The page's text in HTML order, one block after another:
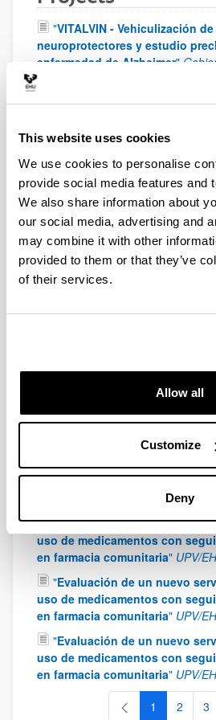
This website uses cookies
We use cookies to personalise
provide social media features and
We also share information about
our social media, advertising and
may combine it with other
provided to them or that they’ve
of their services.
Allow all
Customize
Deny
"VITALVIN - Vehiculización
neuroprotectores y estudio
enfermedad de Alzheimer"
2021
"Diseño de un plan global
Vasco de Salud"UPV/EHU
"Evaluación farmacocinética
terapéutica de ceftarolina y
pacientes críticos con
aumentado " Gobierno Vasco 2019
"Evaluación farmacocinética
terapéutica de ceftarolina y
pacientes críticos con
aumentado"Gobierno Vasco
"Terapia génica no viral para
Terapia génica no viral para
la enfermedad de Fabry"
Evaluación farmacocinética
terapéutica de Ceftarolina y
pacientes críticos con
Gobierno Vasco 2019
"Evaluación de un Nuevo
uso de medicamentos con
en farmacia comunitaria" UPV/
"Evaluación de un nuevo
uso de medicamentos con
en farmacia comunitaria" UPV/
"Evaluación de un nuevo
uso de medicamentos con
en farmacia comunitaria" UPV/
Page
1 Page
2 3